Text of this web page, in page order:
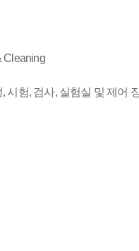
Cleaning
시험, 검사, 실험실 및 제어